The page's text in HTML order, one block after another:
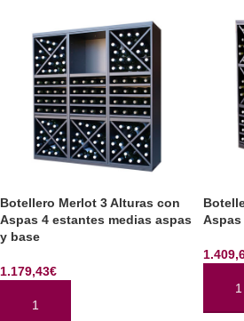
Botellero Merlot 3 Alturas con
Aspas 4 estantes medias aspas
y base
1.179,43€
AÑADIR AL CARRITO
Aspas